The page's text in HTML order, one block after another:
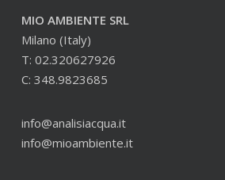
MIO AMBIENTE SRL
Milano (Italy)
T: 02.320627926
C: 348.9823685
info@analisiacqua.it
info@mioambiente.it